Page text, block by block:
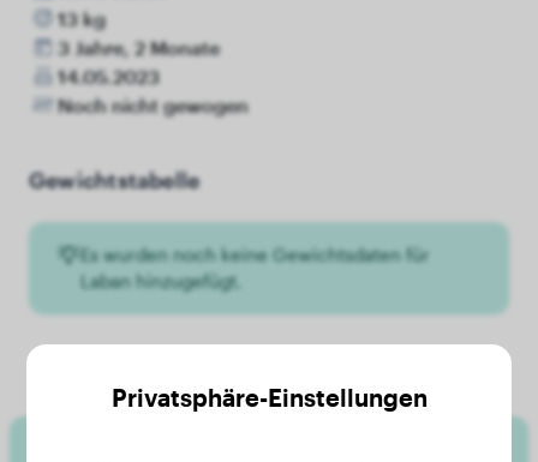
13 kg
3 Jahre, 2 Monate
14.05.2023
Noch nicht gewogen
Gewichtstabelle
Es wurden noch keine Gewichtsdaten für
Laban hinzugefügt.
Privatsphäre-Einstellungen